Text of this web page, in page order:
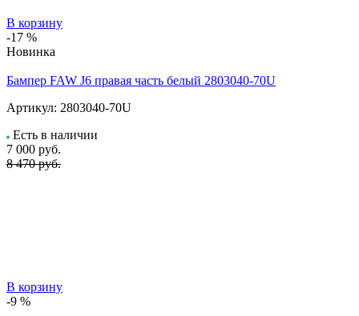
В корзину
-17 %
Новинка
Бампер FAW J6 правая часть белый 2803040-70U
Артикул: 2803040-70U
Есть в наличии
7 000 руб.
8 470 руб.
В корзину
-9 %